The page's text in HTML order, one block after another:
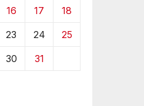
16 17 18
23 24 25
30 31